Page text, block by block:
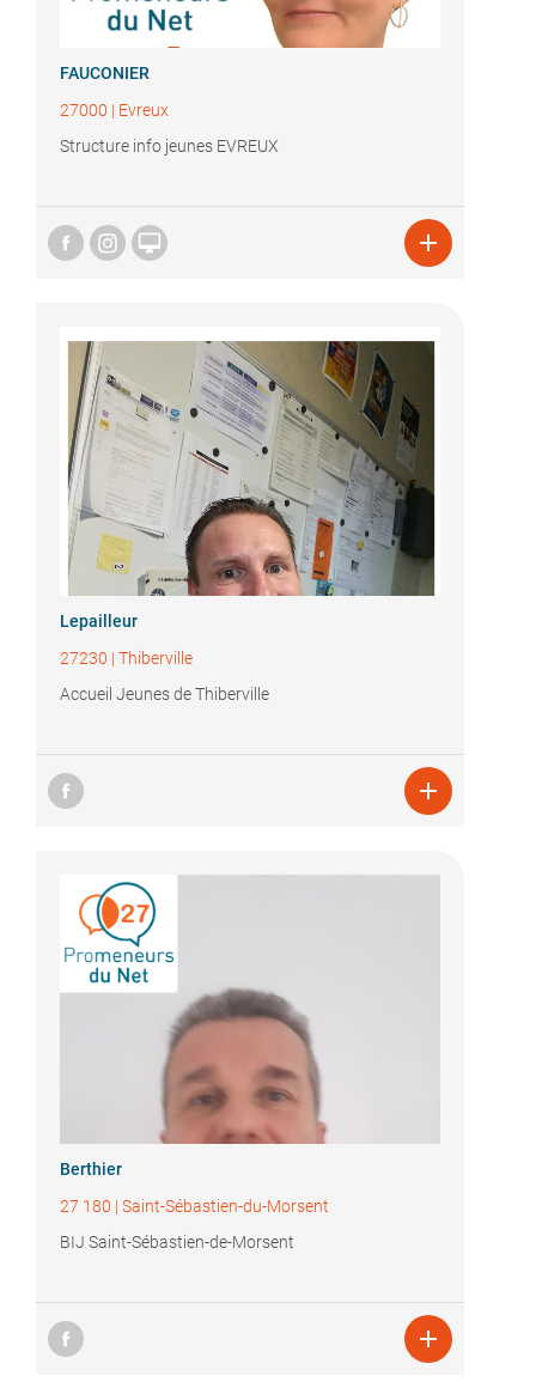
FAUCONIER
27000 | Evreux
Structure info jeunes EVREUX
 
Lepailleur
27230 | Thiberville
Accueil Jeunes de Thiberville

Berthier
27 180 | Saint-Sébastien-du-Morsent
BIJ Saint-Sébastien-de-Morsent
